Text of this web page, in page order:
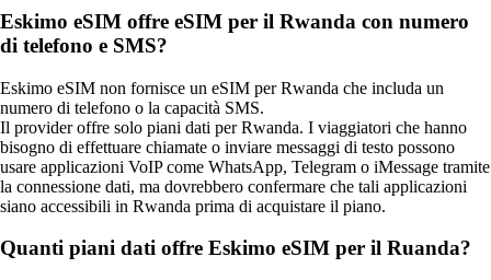
Eskimo eSIM offre eSIM per il Rwanda con numero
di telefono e SMS?
Eskimo eSIM non fornisce un eSIM per Rwanda che includa un
numero di telefono o la capacità SMS.
Il provider offre solo piani dati per Rwanda. I viaggiatori che hanno
bisogno di effettuare chiamate o inviare messaggi di testo possono
usare applicazioni VoIP come WhatsApp, Telegram o iMessage tramite
la connessione dati, ma dovrebbero confermare che tali applicazioni
siano accessibili in Rwanda prima di acquistare il piano.
Quanti piani dati offre Eskimo eSIM per il Ruanda?